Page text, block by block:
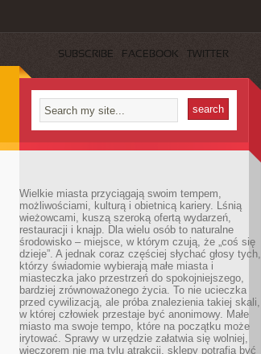
SUBSCRIBE FACEBOOK TWITTER
Wielkie miasta przyciągają swoim tempem,
możliwościami, kulturą i obietnicą kariery. Lśnią
wieżowcami, kuszą szeroką ofertą wydarzeń,
restauracji i knajp. Dla wielu osób to naturalne
środowisko – miejsce, w którym czują, że „coś się
dzieje”. A jednak coraz częściej słychać głosy tych,
którzy świadomie wybierają małe miasta i
miasteczka jako przestrzeń do spokojniejszego,
bardziej zrównoważonego życia. To nie ucieczka
przed cywilizacją, ale próba znalezienia takiej skali,
w której człowiek przestaje być anonimowy. Małe
miasto ma swoje tempo, które na początku może
irytować. Sprawy w urzędzie załatwia się wolniej,
wieczorem nie ma tylu atrakcji, sklepy potrafią być